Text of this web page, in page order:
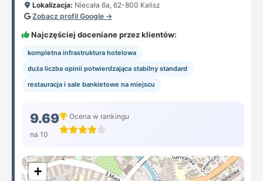
Lokalizacja: Niecała 6a, 62-800 Kalisz
Zobacz profil Google →
Najczęściej doceniane przez klientów:
kompletna infrastruktura hotelowa
duża liczba opinii potwierdzająca stabilny standard
restauracja i sale bankietowe na miejscu
9.69
na 10
Ocena w rankingu
+